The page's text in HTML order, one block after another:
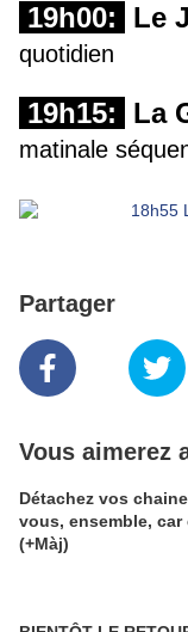
19h00: Le
quotidien
19h15: La
matinale
Partager
Vous aimerez
Détachez vos
vous, ensemble, car
(+Màj)